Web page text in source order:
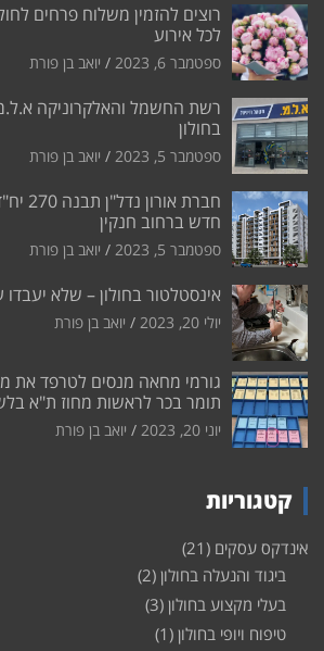
רוצים להזמין משלוח פרחים
לכל אירוע
ספטמבר 6, 2023 יואב בן פורת
רשת החשמל והאלקרוניקה
בחולון
ספטמבר 5, 2023 יואב בן פורת
חברת
חדש ברחוב חנקין
ספטמבר 5, 2023 יואב בן פורת
אינסטלטור בחולון – שלא יעבדו
יולי 20, 2023 יואב בן פורת
גורמי מחאה מנסים לטרפד את
תומר בכר לראשות מחוז ת"א
יוני 20, 2023 יואב בן פורת
קטגוריות
אינדקס עסקים (21)
ביגוד והנעלה בחולון (2)
בעלי מקצוע בחולון (3)
טיפוח ויופי בחולון (1)